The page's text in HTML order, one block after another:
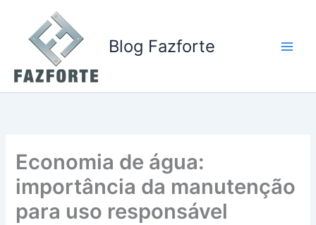
conteúdo
Blog Fazforte
Economia de água:
importância da manutenção
para uso responsável